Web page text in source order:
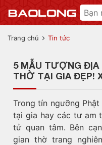
Trang chủ Tin tức
5 MẪU TƯỢNG ĐỊA
THỜ TẠI GIA ĐẸP!
Trong tín ngưỡng
tại gia hay các tư am
tử quan tâm. Bên
gian thờ trang